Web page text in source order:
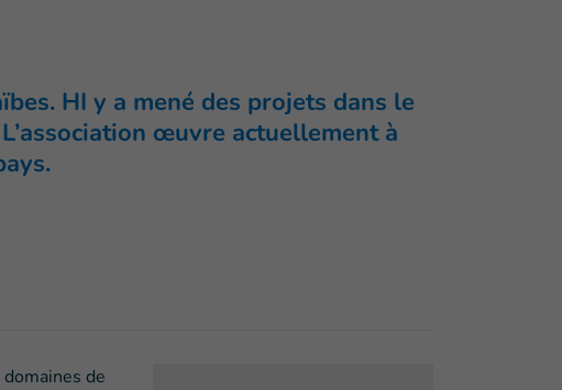
HI y a mené des projets dans le
œuvre actuellement à
de